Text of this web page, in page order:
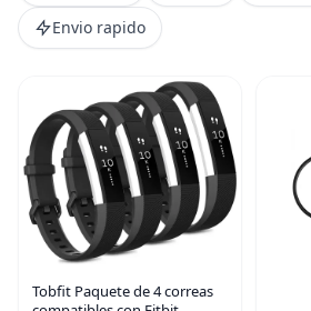
Envio rapido
Tobfit Paquete de 4 correas